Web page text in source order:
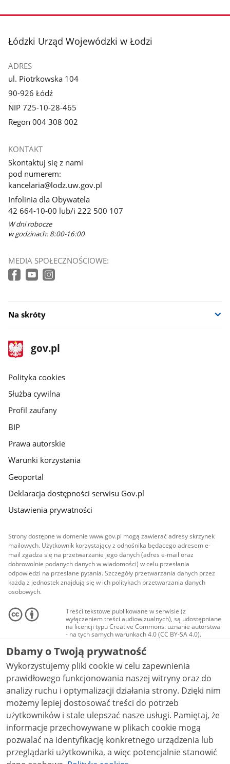
stopka
Łódzki Urząd Wojewódzki w Łodzi
ADRES
ul. Piotrkowska 104
90-926 Łódź
NIP 725-10-28-465
Regon 004 308 002
KONTAKT
Skontaktuj się z nami
pod numerem:
kancelaria@lodz.uw.gov.pl
Infolinia dla Obywatela
42 664-10-00 lub/i 222 500 107
W dni robocze
w godzinach: 8:00-16:00
MEDIA SPOŁECZNOŚCIOWE:
Na skróty
stopka
gov.pl
Strona
gov.pl
gov.pl
Polityka cookies
Służba cywilna
Profil zaufany
BIP
Prawa autorskie
Warunki korzystania
Geoportal
Deklaracja dostępności serwisu Gov.pl
Ustawienia prywatności
Strony dostępne w domenie www.gov.pl mogą zawierać adresy skrzynek
mailowych. Użytkownik korzystający z odnośnika będącego adresem e-
mail zgadza się na przetwarzanie jego danych (adres e-mail oraz
dobrowolnie podanych danych w wiadomości) w celu przesłania
odpowiedzi na przesłane pytania. Szczegóły przetwarzania danych przez
każdą z jednostek znajdują się w ich politykach przetwarzania danych
osobowych.
Treści tekstowe publikowane w serwisie (z
wyłączeniem treści audiowizualnych), są udostępniane
na licencji typu Creative Commons: uznanie autorstwa
- na tych samych warunkach 4.0 (CC BY-SA 4.0).
Materiały audiowizualne, w tym zdjęcia, materiały
audio i wideo, są udostępniane na licencji typu
Creative Commons: uznanie autorstwa użycie
niekomercyjne - bez utworów zależnych 4.0 (CC BY-
NC-ND 4.0), o ile nie jest to stwierdzone inaczej.
Dbamy o Twoją prywatność
Wykorzystujemy pliki cookie w celu zapewnienia
prawidłowego funkcjonowania naszej witryny oraz do
analizy ruchu i optymalizacji działania strony. Dzięki nim
możemy lepiej dostosować treści do potrzeb
użytkowników i stale ulepszać nasze usługi. Pamiętaj, że
informacje przechowywane w plikach cookie mogą
pozwalać na identyfikację konkretnego urządzenia lub
przeglądarki użytkownika, a więc potencjalnie stanowić